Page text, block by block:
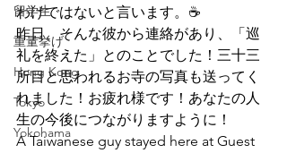
留学生
重量挙げ
Hong Kong
Tokyo
Yokohama
わけではないと言います。☕
昨日、そんな彼から連絡があり、「巡
礼を終えた」とのことでした！三十三
所目と思われるお寺の写真も送ってく
れました！お疲れ様です！あなたの人
生の今後につながりますように！
A Taiwanese guy stayed here at Guest